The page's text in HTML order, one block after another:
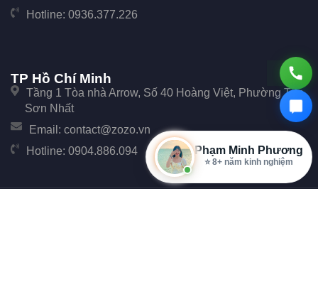
Hotline: 0936.377.226
TP Hồ Chí Minh
Tầng 1 Tòa nhà Arrow, Số 40 Hoàng Việt, Phường Tân
Sơn Nhất
Email: contact@zozo.vn
Hotline: 0904.886.094 Phạm Minh Phương
⭐ 8+ năm kinh nghiệm